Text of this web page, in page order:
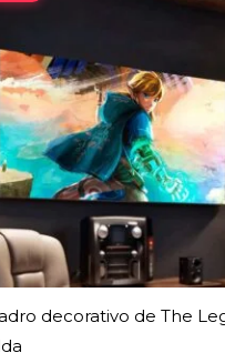
AGOTADO
decorativo de The
original
$19,99.